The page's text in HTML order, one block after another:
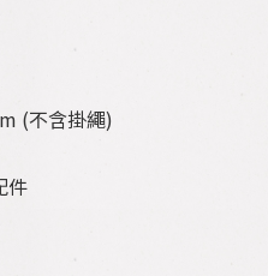
(不含掛繩)
件